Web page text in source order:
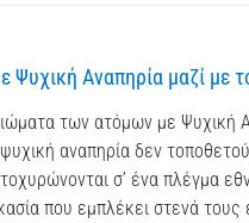
Αναπηρία μαζί με
των ατόμων με Ψυχική
αναπηρία δεν
σ’ ένα πλέγμα
που εμπλέκει στενά